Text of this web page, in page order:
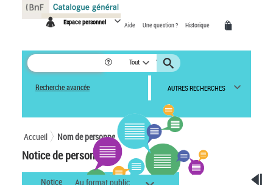
Espace personnel Aide Une question ? Historique
Tout
Recherche avancée AUTRES RECHERCHES
Accueil Nom de personne
Notice de personne
Notice Au format public
Panneau de gestion des cookies